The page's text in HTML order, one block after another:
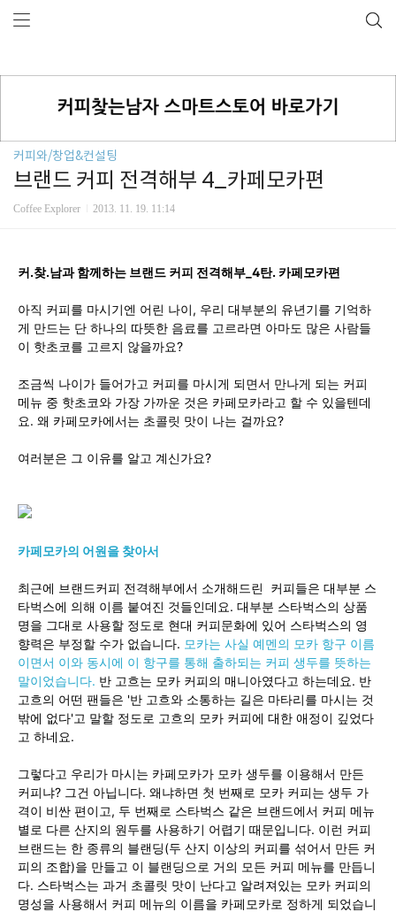
커피와/창업&컨설팅
브랜드 커피 전격해부 4_카페모카편
Coffee Explorer 2013. 11. 19. 11:14
커.찾.남과 함께하는 브랜드 커피 전격해부_4탄. 카페모카편
아직 커피를 마시기엔 어린 나이, 우리 대부분의 유년기를 기억하
게 만드는 단 하나의 따뜻한 음료를 고르라면 아마도 많은 사람들
이 핫초코를 고르지 않을까요?
조금씩 나이가 들어가고 커피를 마시게 되면서 만나게 되는 커피
메뉴 중 핫초코와 가장 가까운 것은 카페모카라고 할 수 있을텐데
요. 왜 카페모카에서는 초콜릿 맛이 나는 걸까요?
여러분은 그 이유를 알고 계신가요?
카페모카의 어원을 찾아서
최근에 브랜드커피 전격해부에서 소개해드린 커피들은 대부분 스
타벅스에 의해 이름 붙여진 것들인데요. 대부분 스타벅스의 상품
명을 그대로 사용할 정도로 현대 커피문화에 있어 스타벅스의 영
향력은 부정할 수가 없습니다. 모카는 사실 예멘의 모카 항구 이름
이면서 이와 동시에 이 항구를 통해 출하되는 커피 생두를 뜻하는
말이었습니다. 반 고흐는 모카 커피의 매니아였다고 하는데요. 반
고흐의 어떤 팬들은 '반 고흐와 소통하는 길은 마타리를 마시는 것
밖에 없다'고 말할 정도로 고흐의 모카 커피에 대한 애정이 깊었다
고 하네요.
그렇다고 우리가 마시는 카페모카가 모카 생두를 이용해서 만든
커피냐? 그건 아닙니다. 왜냐하면 첫 번째로 모카 커피는 생두 가
격이 비싼 편이고, 두 번째로 스타벅스 같은 브랜드에서 커피 메뉴
별로 다른 산지의 원두를 사용하기 어렵기 때문입니다. 이런 커피
브랜드는 한 종류의 블랜딩(두 산지 이상의 커피를 섞어서 만든 커
피의 조합)을 만들고 이 블랜딩으로 거의 모든 커피 메뉴를 만듭니
다. 스타벅스는 과거 초콜릿 맛이 난다고 알려져있는 모카 커피의
명성을 사용해서 커피 메뉴의 이름을 카페모카로 정하게 되었습니